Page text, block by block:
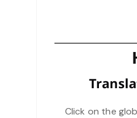
Click on the